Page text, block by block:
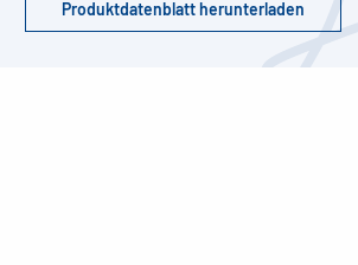
Produktdatenblatt herunterladen